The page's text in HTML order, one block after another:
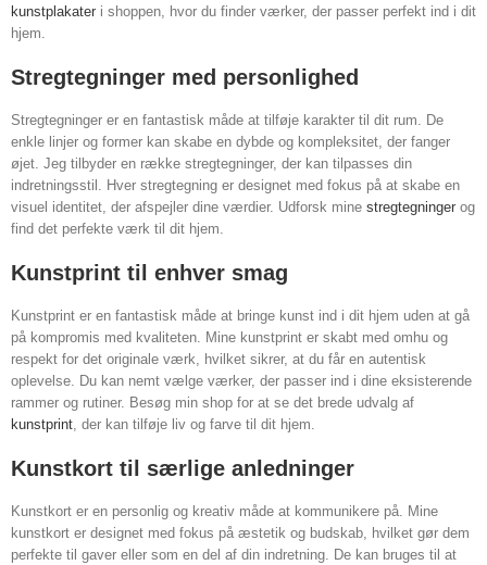
kunstplakater i shoppen, hvor du finder værker, der passer perfekt ind i dit
hjem.
Stregtegninger med personlighed
Stregtegninger er en fantastisk måde at tilføje karakter til dit rum. De
enkle linjer og former kan skabe en dybde og kompleksitet, der fanger
øjet. Jeg tilbyder en række stregtegninger, der kan tilpasses din
indretningsstil. Hver stregtegning er designet med fokus på at skabe en
visuel identitet, der afspejler dine værdier. Udforsk mine stregtegninger og
find det perfekte værk til dit hjem.
Kunstprint til enhver smag
Kunstprint er en fantastisk måde at bringe kunst ind i dit hjem uden at gå
på kompromis med kvaliteten. Mine kunstprint er skabt med omhu og
respekt for det originale værk, hvilket sikrer, at du får en autentisk
oplevelse. Du kan nemt vælge værker, der passer ind i dine eksisterende
rammer og rutiner. Besøg min shop for at se det brede udvalg af
kunstprint, der kan tilføje liv og farve til dit hjem.
Kunstkort til særlige anledninger
Kunstkort er en personlig og kreativ måde at kommunikere på. Mine
kunstkort er designet med fokus på æstetik og budskab, hvilket gør dem
perfekte til gaver eller som en del af din indretning. De kan bruges til at